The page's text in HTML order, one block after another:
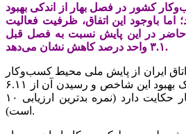
کشور در فصل بهار از اندکی بهبود
باوجود این اتفاق، ظرفیت فعالیت
حاضر در این پایش نسبت به فصل قبل
۳.۱ واحد درصد کاهش نشان می‌دهد.
ایران از پایش ملی محیط کسب‌وکار
کشور در بهار ۱۴۰۲، از اندک بهبود این شاخص و رسیدن آن از ۶.۱۱
در زمستان به ۶.۰۵ در بهار حکایت دارد (نمره بدترین ارزیابی ۱۰
است).